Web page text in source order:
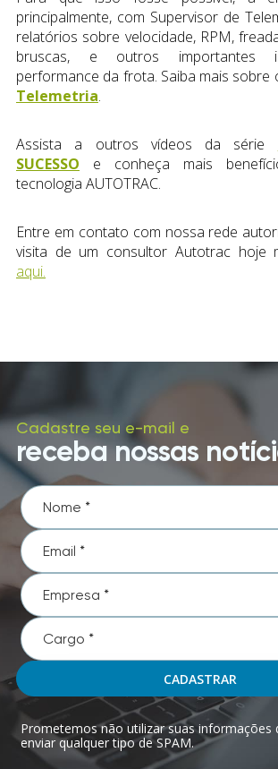
principalmente, com Supervisor de
relatórios sobre velocidade, RPM,
bruscas, e outros importantes
performance da frota. Saiba mais sobre
Telemetria.
Assista a outros vídeos da série
SUCESSO e conheça mais
tecnologia AUTOTRAC.
Entre em contato com nossa rede
visita de um consultor Autotrac hoje
aqui.
Cadastre seu e-mail e
receba nossas
CADASTRAR
Prometemos não utilizar suas informações
enviar qualquer tipo de SPAM.